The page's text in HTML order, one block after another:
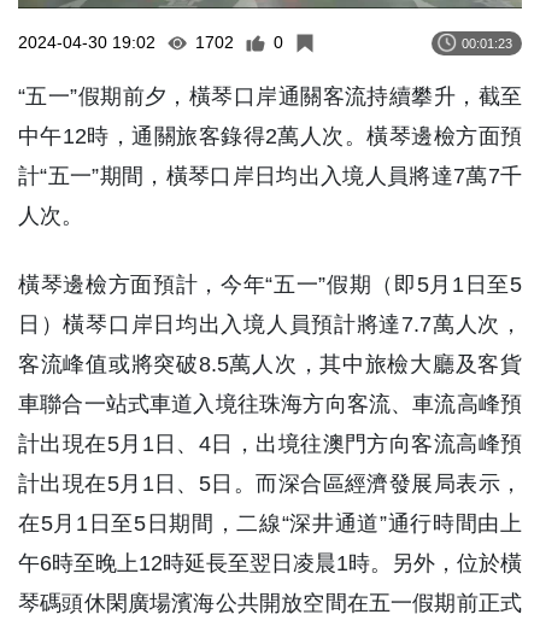
2024-04-30 19:02 1702 0 00:01:23
“五一”假期前夕，橫琴口岸通關客流持續攀升，截至
中午12時，通關旅客錄得2萬人次。橫琴邊檢方面預
計“五一”期間，橫琴口岸日均出入境人員將達7萬7千
人次。
橫琴邊檢方面預計，今年“五一”假期（即5月1日至5
日）橫琴口岸日均出入境人員預計將達7.7萬人次，
客流峰值或將突破8.5萬人次，其中旅檢大廳及客貨
車聯合一站式車道入境往珠海方向客流、車流高峰預
計出現在5月1日、4日，出境往澳門方向客流高峰預
計出現在5月1日、5日。而深合區經濟發展局表示，
在5月1日至5日期間，二線“深井通道”通行時間由上
午6時至晚上12時延長至翌日凌晨1時。另外，位於橫
琴碼頭休閑廣場濱海公共開放空間在五一假期前正式